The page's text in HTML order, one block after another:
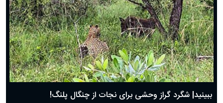
ببینید| شگرد گراز وحشی برای نجات از چنگال پلنگ!